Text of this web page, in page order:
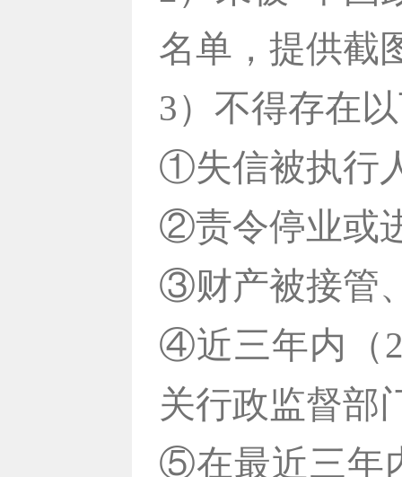
名单，提供截
3）不得存在
①失信被执行
②责令停业或
③财产被接管
④近三年内（
关行政监督部
⑤在最近三年